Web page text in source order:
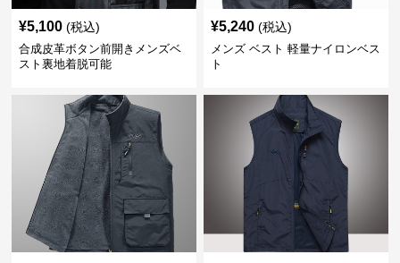
¥5,100 (税込)
合成皮革ボタン前開きメンズベ
スト裏地着脱可能
¥5,240 (税込)
メンズ ベスト 軽量ナイロンベス
ト